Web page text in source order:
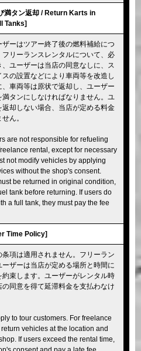
満タン返却 / Return Karts in
Tanks]
ーはツアー終了後の燃料補給につ
リーランスレンタルについて、必
ユーザーは当店の同意なしに、ス
の設置などにより車両等を改造し
車両等は原状で返却し、ユーザー
タンにしなければなりません。ユ
却しない場合、当店が定める料金
ん。
are not responsible for refueling
rental, except for necessary
not modify vehicles by applying
without the shop's consent.
be returned in original condition,
tank before returning. If users do
a full tank, they must pay the fee
Time Policy]
項は適用されません。フリーラン
ザーは当店が定める場所と時間に
束します。ユーザーがレンタル時
同意を得て延滞料金を支払わなけ
to tour customers. For freelance
vehicles at the location and
If users exceed the rental time,